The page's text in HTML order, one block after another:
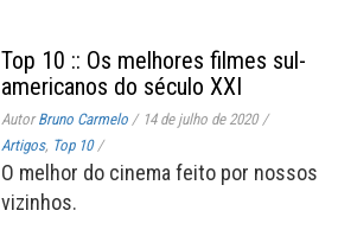
Top 10 :: Os melhores filmes sul-
americanos do século XXI
AutorBruno Carmelo / 14 de julho de 2020 /
Artigos, Top 10 /
O melhor do cinema feito por nossos
vizinhos.